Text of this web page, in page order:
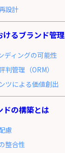
設計
けるブランド管理
ディングの可能性
管理（ORM）
ツによる価値創出
ドの構築とは
慮
整合性